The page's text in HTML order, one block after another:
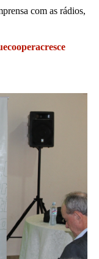
com as rádios,